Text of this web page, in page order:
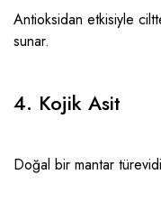
Antioksidan etkisiyle
sunar.
4. Kojik Asit
Doğal bir mantar